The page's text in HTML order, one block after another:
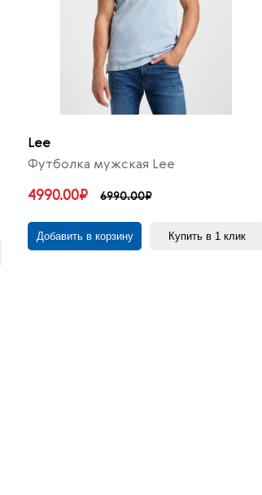
Lee
Футболка мужская Lee
4990.00₽ 6990.00₽
Добавить в корзину Купить в 1 клик